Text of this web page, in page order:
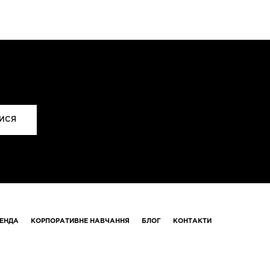
КОРПОРАТИВНЕ НАВЧАННЯ БЛОГ КОНТАКТИ